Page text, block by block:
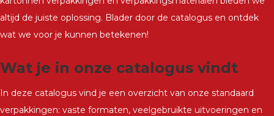
altijd de juiste oplossing. Blader door de catalogus en ontdek
wat we voor je kunnen betekenen!
Wat je in onze catalogus vindt
In deze catalogus vind je een overzicht van onze standaard
verpakkingen: vaste formaten, veelgebruikte uitvoeringen en